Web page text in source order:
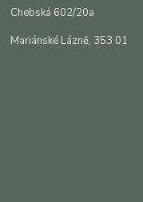
Chebská 602/20a
Mariánské Lázně, 353 01